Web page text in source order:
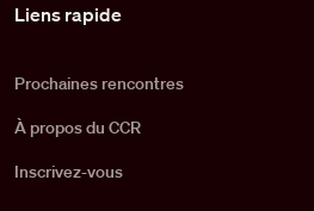
Liens rapide
Prochaines rencontres
À propos du CCR
Inscrivez-vous